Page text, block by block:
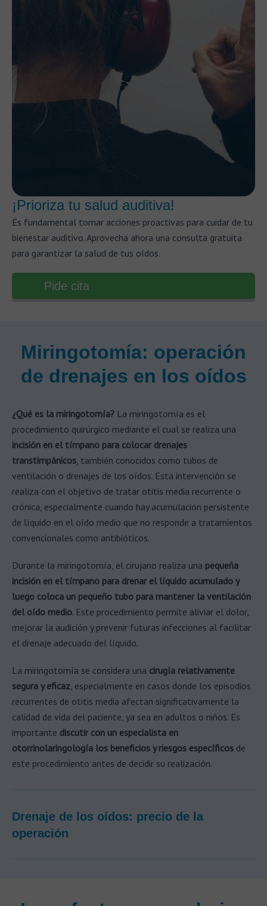
¡Prioriza tu salud auditiva!
Es fundamental tomar acciones proactivas para cuidar de tu
bienestar auditivo. Aprovecha ahora una consulta gratuita
para garantizar la salud de tus oídos.
Pide cita
Miringotomía: operación
de drenajes en los oídos
¿Qué es la miringotomía? La miringotomía es el
procedimiento quirúrgico mediante el cual se realiza una
incisión en el tímpano para colocar drenajes
transtimpánicos, también conocidos como tubos de
ventilación o drenajes de los oídos. Esta intervención se
realiza con el objetivo de tratar otitis media recurrente o
crónica, especialmente cuando hay acumulación persistente
de líquido en el oído medio que no responde a tratamientos
convencionales como antibióticos.
Durante la miringotomía, el cirujano realiza una pequeña
incisión en el tímpano para drenar el líquido acumulado y
luego coloca un pequeño tubo para mantener la ventilación
del oído medio. Este procedimiento permite aliviar el dolor,
mejorar la audición y prevenir futuras infecciones al facilitar
el drenaje adecuado del líquido.
La miringotomía se considera una cirugía relativamente
segura y eficaz, especialmente en casos donde los episodios
recurrentes de otitis media afectan significativamente la
calidad de vida del paciente, ya sea en adultos o niños. Es
importante discutir con un especialista en
otorrinolaringología los beneficios y riesgos específicos de
este procedimiento antes de decidir su realización.
Drenaje de los oídos: precio de la
operación